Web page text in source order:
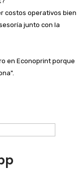
costos operativos bien
junto con la
en Econoprint porque